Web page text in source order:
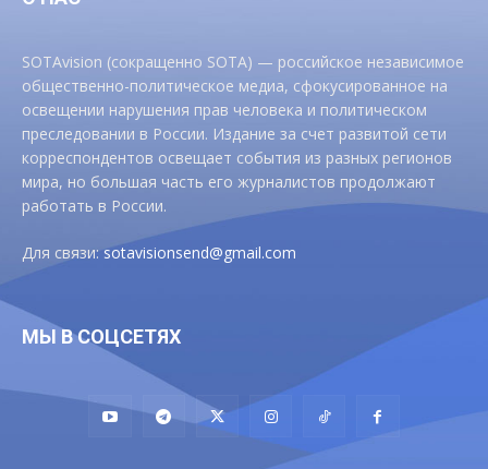
SOTAvision (сокращенно SOTA) — российское независимое
общественно-политическое медиа, сфокусированное на
освещении нарушения прав человека и политическом
преследовании в России. Издание за счет развитой сети
корреспондентов освещает события из разных регионов
мира, но большая часть его журналистов продолжают
работать в России.
Для связи:sotavisionsend@gmail.com
МЫ В СОЦСЕТЯХ